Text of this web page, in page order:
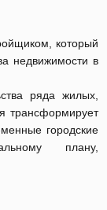
который
недвижимости в
ряда жилых,
трансформирует
городские
плану,